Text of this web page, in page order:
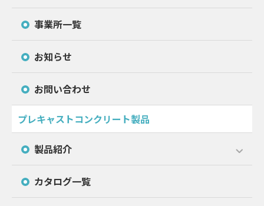
事業所一覧
お知らせ
お問い合わせ
プレキャストコンクリート製品
製品紹介
カタログ一覧